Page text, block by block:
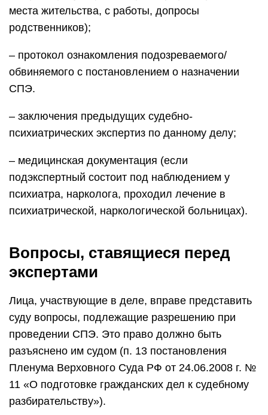
места жительства, с работы, допросы
родственников);
– протокол ознакомления подозреваемого/
обвиняемого с постановлением о назначении
СПЭ.
– заключения предыдущих судебно-
психиатрических экспертиз по данному делу;
– медицинская документация (если
подэкспертный состоит под наблюдением у
психиатра, нарколога, проходил лечение в
психиатрической, наркологической больницах).
Вопросы, ставящиеся перед
экспертами
Лица, участвующие в деле, вправе представить
суду вопросы, подлежащие разрешению при
проведении СПЭ. Это право должно быть
разъяснено им судом (п. 13 постановления
Пленума Верховного Суда РФ от 24.06.2008 г. №
11 «О подготовке гражданских дел к судебному
разбирательству»).